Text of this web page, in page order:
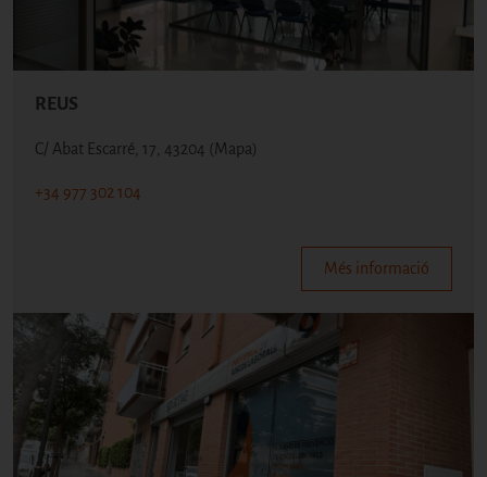
REUS
C/ Abat Escarré, 17, 43204 (Mapa)
+34 977 302 104
Més informació